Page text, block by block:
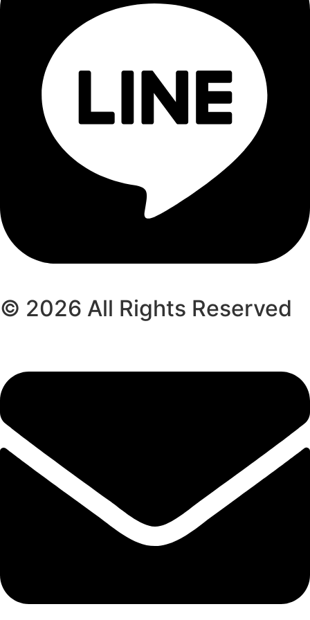
© 2026 All Rights Reserved